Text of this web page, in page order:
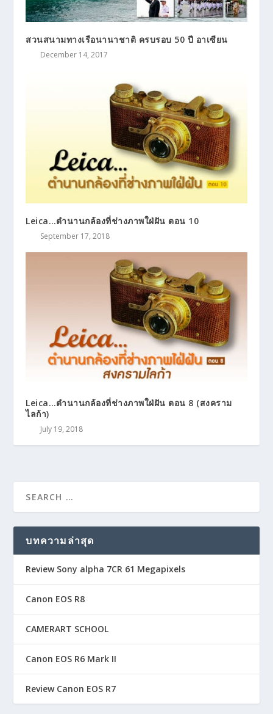
สวนสนามทางเรือนานาชาติ ครบรอบ 50 ปี อาเซียน
December 14, 2017
Leica…ตำนานกล้องที่ช่างภาพใฝ่ฝัน ตอน 10
September 17, 2018
Leica…ตำนานกล้องที่ช่างภาพใฝ่ฝัน ตอน 8 (สงคราม
ไลก้า)
July 19, 2018
บทความล่าสุด
Review Sony alpha 7CR 61 Megapixels
Canon EOS R8
CAMERART SCHOOL
Canon EOS R6 Mark II
Review Canon EOS R7